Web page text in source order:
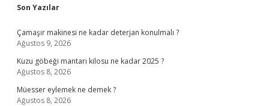
Sidebar
Son Yazılar
Çamaşır makinesi ne kadar deterjan konulmalı ?
Ağustos 9, 2026
Kuzu göbeği mantarı kilosu ne kadar 2025 ?
Ağustos 8, 2026
Müesser eylemek ne demek ?
Ağustos 8, 2026